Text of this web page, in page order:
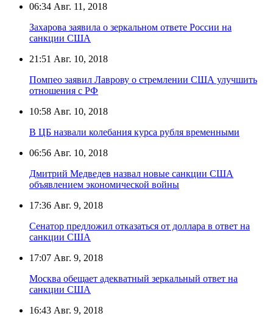
06:34 Авг. 11, 2018
Захарова заявила о зеркальном ответе России на
санкции США
21:51 Авг. 10, 2018
Помпео заявил Лаврову о стремлении США улучшить
отношения с РФ
10:58 Авг. 10, 2018
В ЦБ назвали колебания курса рубля временными
06:56 Авг. 10, 2018
Дмитрий Медведев назвал новые санкции США
объявлением экономической войны
17:36 Авг. 9, 2018
Сенатор предложил отказаться от доллара в ответ на
санкции США
17:07 Авг. 9, 2018
Москва обещает адекватный зеркальный ответ на
санкции США
16:43 Авг. 9, 2018